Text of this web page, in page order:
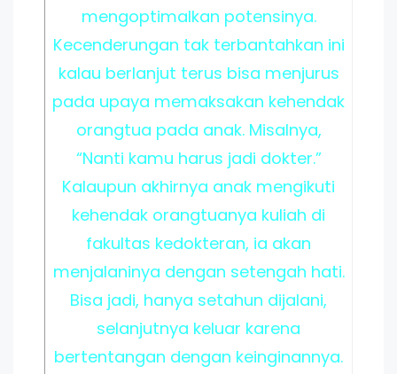
mengoptimalkan potensinya.
Kecenderungan tak terbantahkan ini
kalau berlanjut terus bisa menjurus
pada upaya memaksakan kehendak
orangtua pada anak. Misalnya,
“Nanti kamu harus jadi dokter.”
Kalaupun akhirnya anak mengikuti
kehendak orangtuanya kuliah di
fakultas kedokteran, ia akan
menjalaninya dengan setengah hati.
Bisa jadi, hanya setahun dijalani,
selanjutnya keluar karena
bertentangan dengan keinginannya.